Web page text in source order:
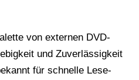
von externen DVD-
und Zuverlässigkeit
für schnelle Lese-